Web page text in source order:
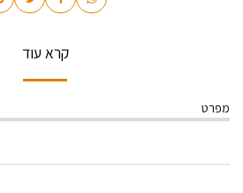
קרא עוד
מפרט